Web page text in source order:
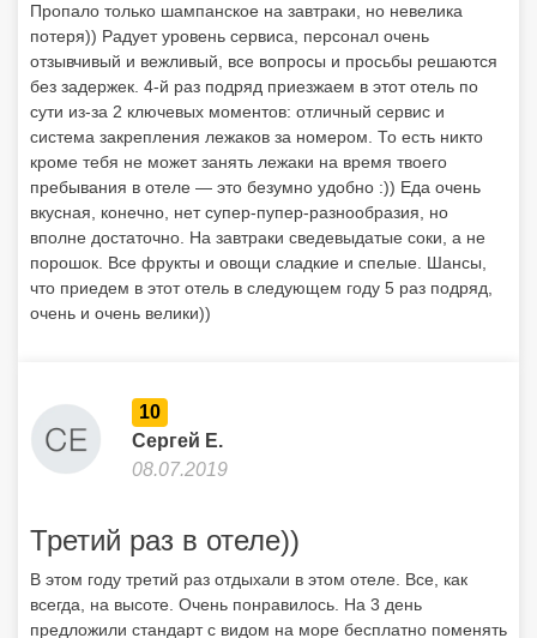
Пропало только шампанское на завтраки, но невелика
потеря)) Радует уровень сервиса, персонал очень
отзывчивый и вежливый, все вопросы и просьбы решаются
без задержек. 4-й раз подряд приезжаем в этот отель по
сути из-за 2 ключевых моментов: отличный сервис и
система закрепления лежаков за номером. То есть никто
кроме тебя не может занять лежаки на время твоего
пребывания в отеле — это безумно удобно :)) Еда очень
вкусная, конечно, нет супер-пупер-разнообразия, но
вполне достаточно. На завтраки сведевыдатые соки, а не
порошок. Все фрукты и овощи сладкие и спелые. Шансы,
что приедем в этот отель в следующем году 5 раз подряд,
очень и очень велики))
10
Сергей Е.
08.07.2019
Третий раз в отеле))
В этом году третий раз отдыхали в этом отеле. Все, как
всегда, на высоте. Очень понравилось. На 3 день
предложили стандарт с видом на море бесплатно поменять